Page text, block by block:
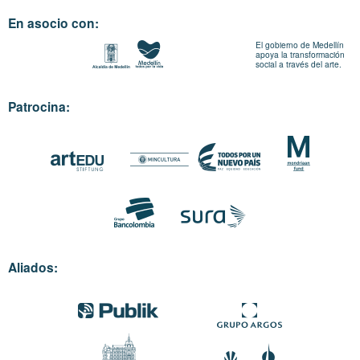
En asocio con:
El gobierno de Medellín
apoya la transformación
social a través del arte.
Patrocina:
Aliados: